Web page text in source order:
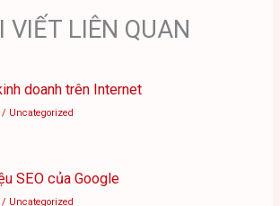
VIẾT LIÊN QUAN
doanh trên Internet
/ Uncategorized
SEO của Google
/ Uncategorized